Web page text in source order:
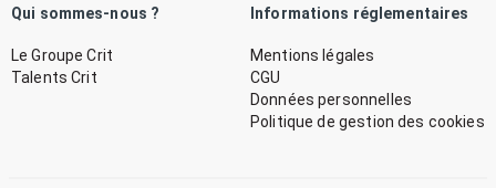
Qui sommes-nous ?
Le Groupe Crit
Talents Crit
Informations réglementaires
Mentions légales
CGU
Données personnelles
Politique de gestion des cookies